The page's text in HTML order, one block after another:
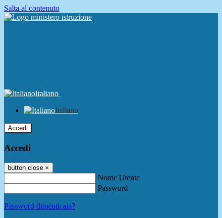
Salta al contenuto
Italiano
Italiano
Accedi
Accedi
button close ×
Nome Utente
Password
Password dimenticata?